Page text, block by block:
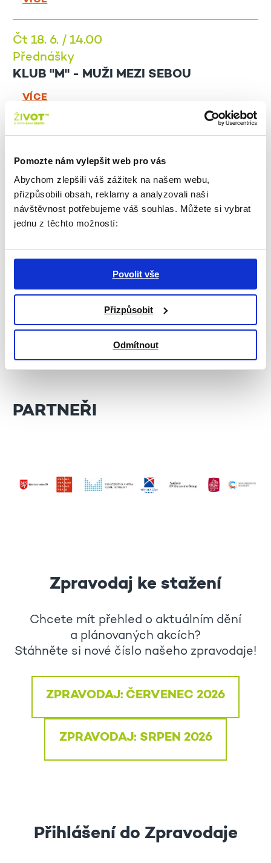
Pomozte nám vylepšit web pro vás
Abychom zlepšili váš zážitek na našem webu,
přizpůsobili obsah, reklamy a analyzovali naši
návštěvnost potřebujeme váš souhlas. Můžete si vybrat
jednu z těchto možností:
Povolit vše
Přizpůsobit
Odmítnout
Čt 18. 6. / 14.00
Přednášky
KLUB "M" - MUŽI MEZI SEBOU
VÍCE
Čt 18. 6. / 14.30
Přednášky
NA WHATSAPPU A MESSENGERU -
POZOR I NA ZNÁMÉ
VÍCE
Přednášky
CYKLUS BEZPEČNĚ ONLINE: UŽ SE TO
STALO. CO DĚLAT, KDYŽ VÁS NĚKDO
VÍCE
PARTNEŘI
Zpravodaj ke stažení
Chcete mít přehled o aktuálním dění
a plánovaných akcích?
Stáhněte si nové číslo našeho zpravodaje!
ZPRAVODAJ: ČERVENEC 2026
ZPRAVODAJ: SRPEN 2026
Přihlášení do Zpravodaje